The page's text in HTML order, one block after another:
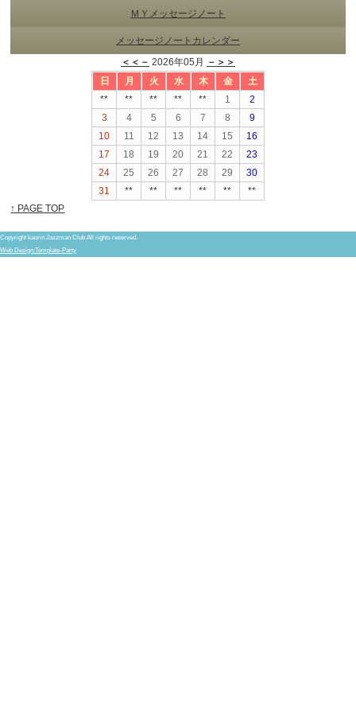
ＭＹメッセージノート
メッセージノートカレンダー
＜＜－ 2026年05月
－＞＞
日
月 火 水 木 金
土
**
** ** ** ** 1
2
3
4 5 6 7 8
9
10
11 12 13 14 15
16
17
18 19 20 21 22
23
24
25 26 27 28 29
30
31
** ** ** ** **
**
↑ PAGE TOP
Copyright kaorin Jazzman Club All rights reserved.
Web Design:Template-Party